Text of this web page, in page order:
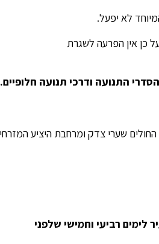
לא יפעל.
כן אין הפרעה לשגרת
התנועה ודרכי תנועה חלופיים.
שערי צדק ומרחבת היציע המזרחי
לימים רביעי וחמישי שלפני